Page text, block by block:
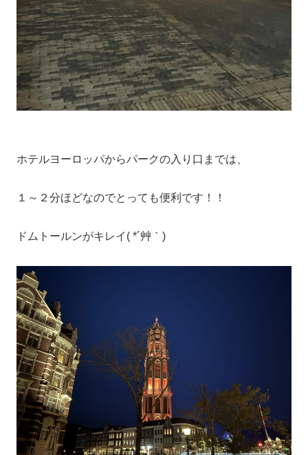
ホテルヨーロッパからパークの入り口までは、
１～２分ほどなのでとっても便利です！！
ドムトールンがキレイ( *´艸｀)